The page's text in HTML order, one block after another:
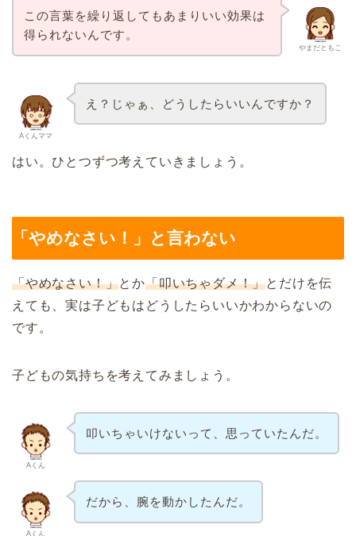
やまだともこ
この言葉を繰り返してもあまりいい効果は
得られないんです。
Aくんママ
え？じゃぁ、どうしたらいいんですか？
はい。ひとつずつ考えていきましょう。
「やめなさい！」と言わない
「やめなさい！」とか「叩いちゃダメ！」とだけを伝
えても、実は子どもはどうしたらいいかわからないの
です。
子どもの気持ちを考えてみましょう。
Aくん
叩いちゃいけないって、思っていたんだ。
Aくん
だから、腕を動かしたんだ。